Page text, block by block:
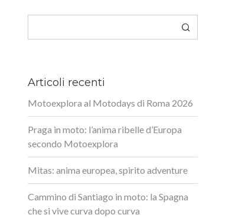
Articoli recenti
Motoexplora al Motodays di Roma 2026
Praga in moto: l’anima ribelle d’Europa
secondo Motoexplora
Mitas: anima europea, spirito adventure
Cammino di Santiago in moto: la Spagna
che si vive curva dopo curva